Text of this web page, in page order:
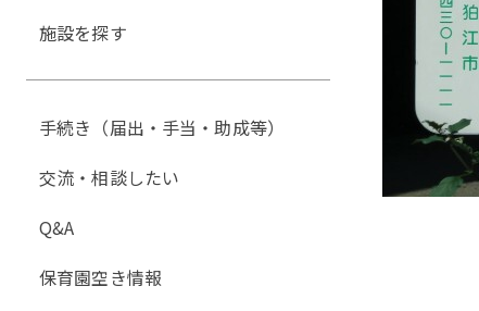
施設を探す
手続き（届出・手当・助成等）
交流・相談したい
Q&A
保育園空き情報